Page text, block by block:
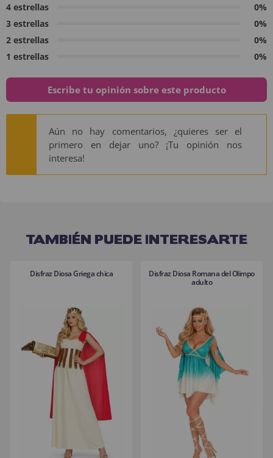
4 estrellas
0%
3 estrellas
0%
2 estrellas
0%
1 estrellas
0%
Escribe tu opinión sobre este producto
Aún no hay comentarios, ¿quieres ser el
primero en dejar uno? ¡Tu opinión nos
interesa!
TAMBIÉN PUEDE INTERESARTE
Disfraz Diosa Griega chica
Disfraz Diosa Romana del Olimpo
adulto